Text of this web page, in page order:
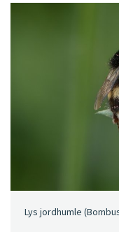
Lys jordhumle